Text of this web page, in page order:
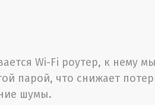
Wi-Fi роутер, к нему мы
парой, что снижает
шумы.